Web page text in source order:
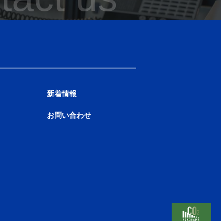
新着情報
お問い合わせ